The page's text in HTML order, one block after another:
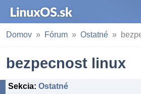
Domov Fórum Ostatné
bezpecnost linux
Sekcia: Ostatné